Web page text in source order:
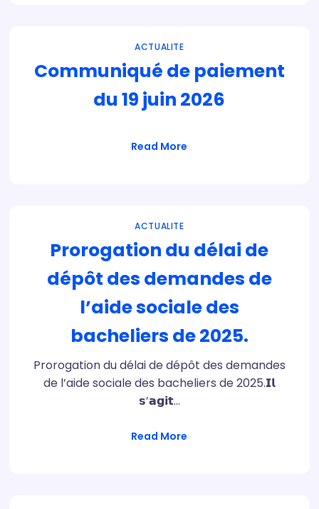
ACTUALITE
Communiqué de paiement
du 19 juin 2026
Read More
ACTUALITE
Prorogation du délai de
dépôt des demandes de
l’aide sociale des
bacheliers de 2025.
Prorogation du délai de dépôt des demandes
de l’aide sociale des bacheliers de 2025.‎𝗜𝗹
𝘀’𝗮𝗴𝗶𝘁…
Read More